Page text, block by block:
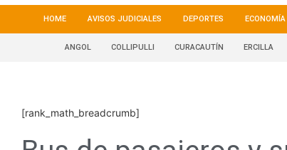
HOME AVISOS JUDICIALES DEPORTES ECONOMÍA
ANGOL COLLIPULLI CURACAUTÍN ERCILLA
[rank_math_breadcrumb]